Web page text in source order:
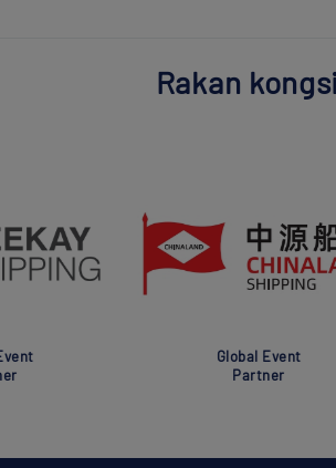
Rakan
Global Event
Partner